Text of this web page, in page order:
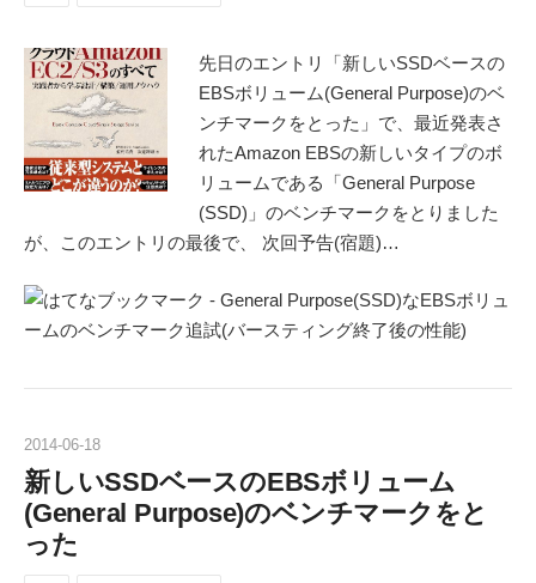
先日のエントリ「新しいSSDベースの
EBSボリューム(General Purpose)のベ
ンチマークをとった」で、最近発表さ
れたAmazon EBSの新しいタイプのボ
リュームである「General Purpose
(SSD)」のベンチマークをとりました
が、このエントリの最後で、 次回予告(宿題)…
2014-06-18
新しいSSDベースのEBSボリューム
(General Purpose)のベンチマークをと
った